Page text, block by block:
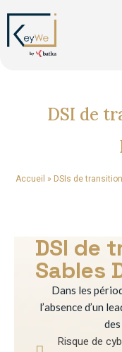
DSI de
Accueil » DSIs de
DSI de
Sables
Dans les
l’absence d’un
Risque de